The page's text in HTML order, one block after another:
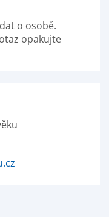
o osobě.
opakujte